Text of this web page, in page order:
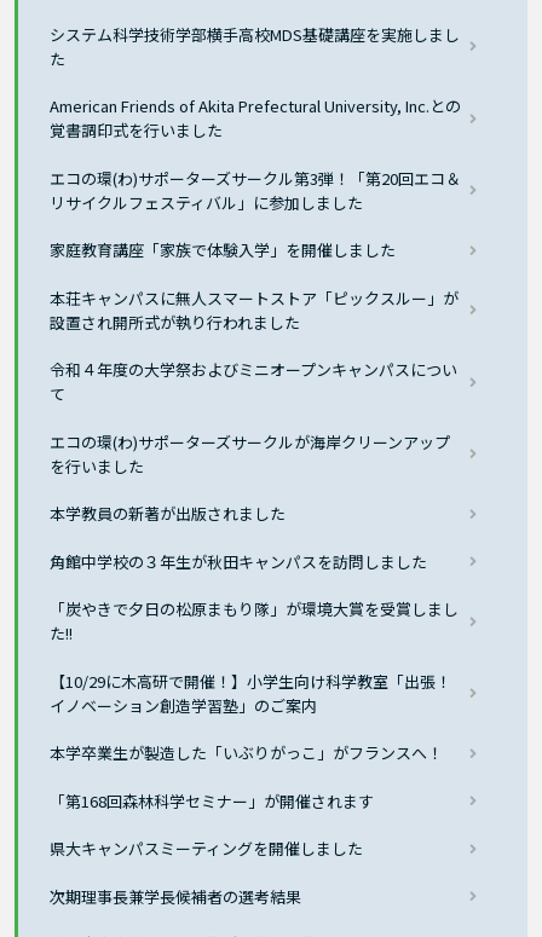
システム科学技術学部横手高校MDS基礎講座を実施しまし
た
American Friends of Akita Prefectural University, Inc.との
覚書調印式を行いました
エコの環(わ)サポーターズサークル第3弾！「第20回エコ＆
リサイクルフェスティバル」に参加しました
家庭教育講座「家族で体験入学」を開催しました
本荘キャンパスに無人スマートストア「ピックスルー」が
設置され開所式が執り行われました
令和４年度の大学祭およびミニオープンキャンパスについ
て
エコの環(わ)サポーターズサークルが海岸クリーンアップ
を行いました
本学教員の新著が出版されました
角館中学校の３年生が秋田キャンパスを訪問しました
「炭やきで夕日の松原まもり隊」が環境大賞を受賞しまし
た!!
【10/29に木高研で開催！】小学生向け科学教室「出張！
イノベーション創造学習塾」のご案内
本学卒業生が製造した「いぶりがっこ」がフランスへ！
「第168回森林科学セミナー」が開催されます
県大キャンパスミーティングを開催しました
次期理事長兼学長候補者の選考結果